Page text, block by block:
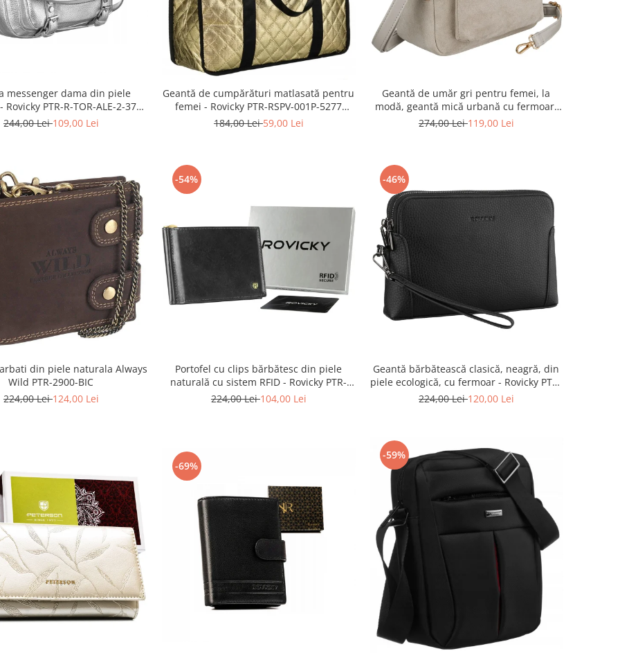
messenger dama din piele
PTR-R-TOR-ALE-2-3776
SIL
244,00 Lei109,00 Lei
Geantă de cumpărături matlasată pentru
femei - Rovicky PTR-RSPV-001P-5277
GOLD
184,00 Lei59,00 Lei
Geantă de umăr gri pentru femei, la
modă, geantă mică urbană cu fermoar,
piele ecologică - Peterson PTR-PTN MX02-
274,00 Lei119,00 Lei
din piele naturala Always
Wild PTR-2900-BIC
224,00 Lei124,00 Lei
-54%
Portofel cu clips bărbătesc din piele
naturală cu sistem RFID - Rovicky PTR-
N1908-RVT-9799 BLACK
224,00 Lei104,00 Lei
-46%
Geantă bărbătească clasică, neagră, din
piele ecologică, cu fermoar - Rovicky PTR-
R-SDR-01-1631 BLACK
224,00 Lei120,00 Lei
-69%
-59%